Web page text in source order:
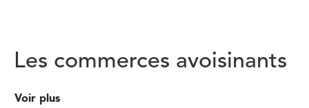
Les commerces avoisinants
Voir plus